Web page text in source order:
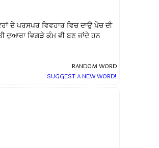
ਦੇ ਪਰਸਪਰ ਵਿਵਹਾਰ ਵਿਚ ਦਾਉ ਪੇਚ ਦੀ
ਦੁਆਰਾ ਵਿਗੜੇ ਕੰਮ ਵੀ ਬਣ ਜਾਂਦੇ ਹਨ
RANDOM WORD
SUGGEST A NEW WORD!